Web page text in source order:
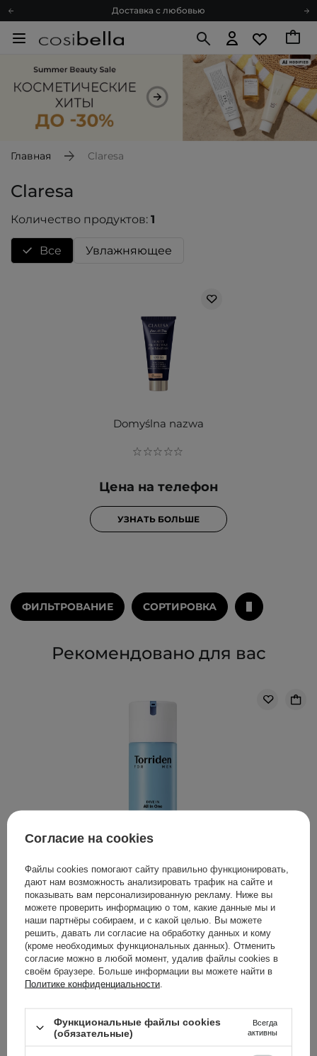
Доставка с любовью
Подарочные карты
Спроси косметолога
Познакомимся?
Доставка с любовью
Главная Claresa
Claresa
Количество продуктов: 1
Bce Увлажняющее
Domyślna nazwa
Цена на телефон
УЗНАТЬ БОЛЬШЕ
ФИЛЬТРОВАНИЕ СОРТИРОВКА
Рекомендовано для вас
Torriden - Dive-In For Men All In One - Увлажняющая
эмульсия для мужчин - 200g
750,00 ГРН
Согласие на cookies
Файлы cookies помогают сайту правильно функционировать,
дают нам возможность анализировать трафик на сайте и
показывать вам персонализированную рекламу. Ниже вы
можете проверить информацию о том, какие данные мы и
наши партнёры собираем, и с какой целью. Вы можете
решить, давать ли согласие на обработку данных и кому
(кроме необходимых функциональных данных). Отменить
согласие можно в любой момент, удалив файлы cookies в
своём браузере. Больше информации вы можете найти в
Политике конфиденциальности
Функциональные файлы cookies
(обязательные)
Всегда
активны